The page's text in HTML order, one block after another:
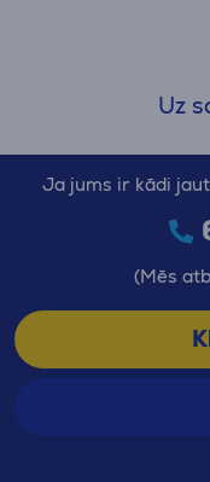
Uz
Ja jums ir kādi
(Mēs